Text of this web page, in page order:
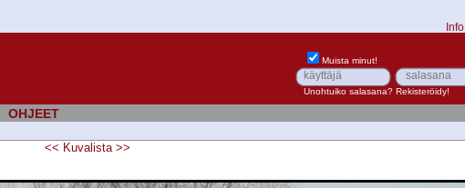
OHJEET
Info
Muista minut!
Unohtuiko salasana? Rekisteröidy!
<< Kuvalista >>